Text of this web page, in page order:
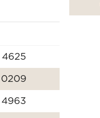
4625
0209
4963